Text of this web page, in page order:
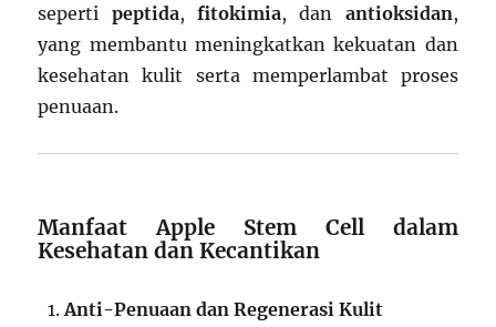
seperti peptida,fitokimia, dan antioksidan,
yang membantu meningkatkan kekuatan dan
kesehatan kulit serta memperlambat proses
penuaan.
Manfaat Apple Stem Cell dalam
Kesehatan dan Kecantikan
Anti-Penuaan dan Regenerasi Kulit